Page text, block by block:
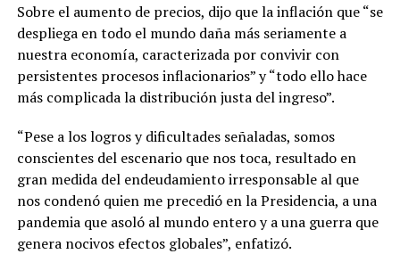
Sobre el aumento de precios, dijo que la inflación que “se
despliega en todo el mundo daña más seriamente a
nuestra economía, caracterizada por convivir con
persistentes procesos inflacionarios” y “todo ello hace
más complicada la distribución justa del ingreso”.
“Pese a los logros y dificultades señaladas, somos
conscientes del escenario que nos toca, resultado en
gran medida del endeudamiento irresponsable al que
nos condenó quien me precedió en la Presidencia, a una
pandemia que asoló al mundo entero y a una guerra que
genera nocivos efectos globales”, enfatizó.